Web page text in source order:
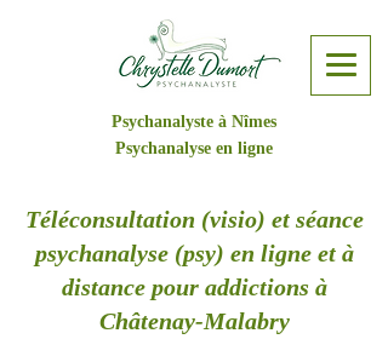
Psychanalyste à Nîmes
Psychanalyse en ligne
Téléconsultation (visio) et séance
psychanalyse (psy) en ligne et à
distance pour addictions à
Châtenay-Malabry